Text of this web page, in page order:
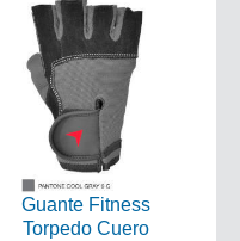
Guante Fitness
Torpedo Cuero